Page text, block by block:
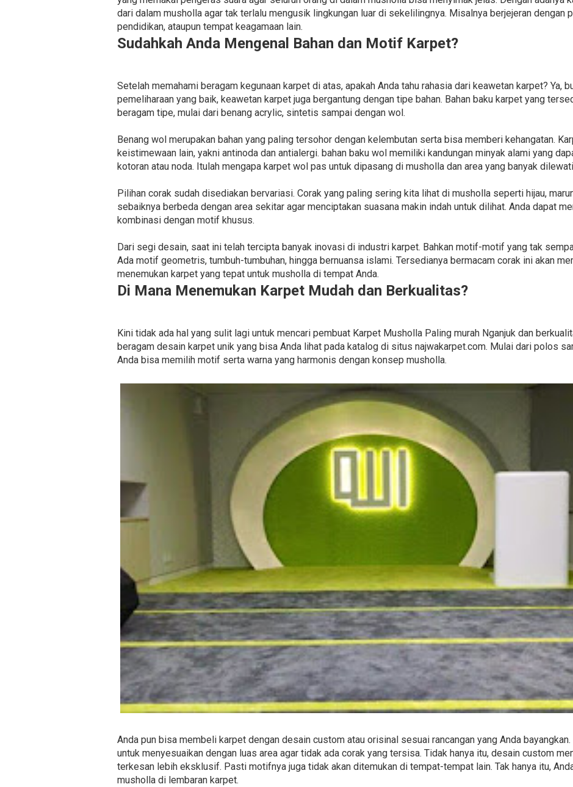
dari dalam musholla agar tak terlalu mengusik lingkungan luar di sekelilingnya. Misalnya berjejeran dengan
pendidikan, ataupun tempat keagamaan lain.
Sudahkah Anda Mengenal Bahan dan Motif Karpet?
Setelah memahami beragam kegunaan karpet di atas, apakah Anda tahu rahasia dari keawetan karpet? Ya,
pemeliharaan yang baik, keawetan karpet juga bergantung dengan tipe bahan. Bahan baku karpet yang
beragam tipe, mulai dari benang acrylic, sintetis sampai dengan wol.
Benang wol merupakan bahan yang paling tersohor dengan kelembutan serta bisa memberi kehangatan.
keistimewaan lain, yakni antinoda dan antialergi. bahan baku wol memiliki kandungan minyak alami yang
kotoran atau noda. Itulah mengapa karpet wol pas untuk dipasang di musholla dan area yang banyak
Pilihan corak sudah disediakan bervariasi. Corak yang paling sering kita lihat di musholla seperti hijau,
sebaiknya berbeda dengan area sekitar agar menciptakan suasana makin indah untuk dilihat. Anda dapat
kombinasi dengan motif khusus.
Dari segi desain, saat ini telah tercipta banyak inovasi di industri karpet. Bahkan motif-motif yang tak
Ada motif geometris, tumbuh-tumbuhan, hingga bernuansa islami. Tersedianya bermacam corak ini akan
menemukan karpet yang tepat untuk musholla di tempat Anda.
Di Mana Menemukan Karpet Mudah dan Berkualitas?
Kini tidak ada hal yang sulit lagi untuk mencari pembuat Karpet Musholla Paling murah Nganjuk dan
beragam desain karpet unik yang bisa Anda lihat pada katalog di situs najwakarpet.com. Mulai dari polos
Anda bisa memilih motif serta warna yang harmonis dengan konsep musholla.
Anda pun bisa membeli karpet dengan desain custom atau orisinal sesuai rancangan yang Anda
untuk menyesuaikan dengan luas area agar tidak ada corak yang tersisa. Tidak hanya itu, desain custom
terkesan lebih eksklusif. Pasti motifnya juga tidak akan ditemukan di tempat-tempat lain. Tak hanya itu,
musholla di lembaran karpet.